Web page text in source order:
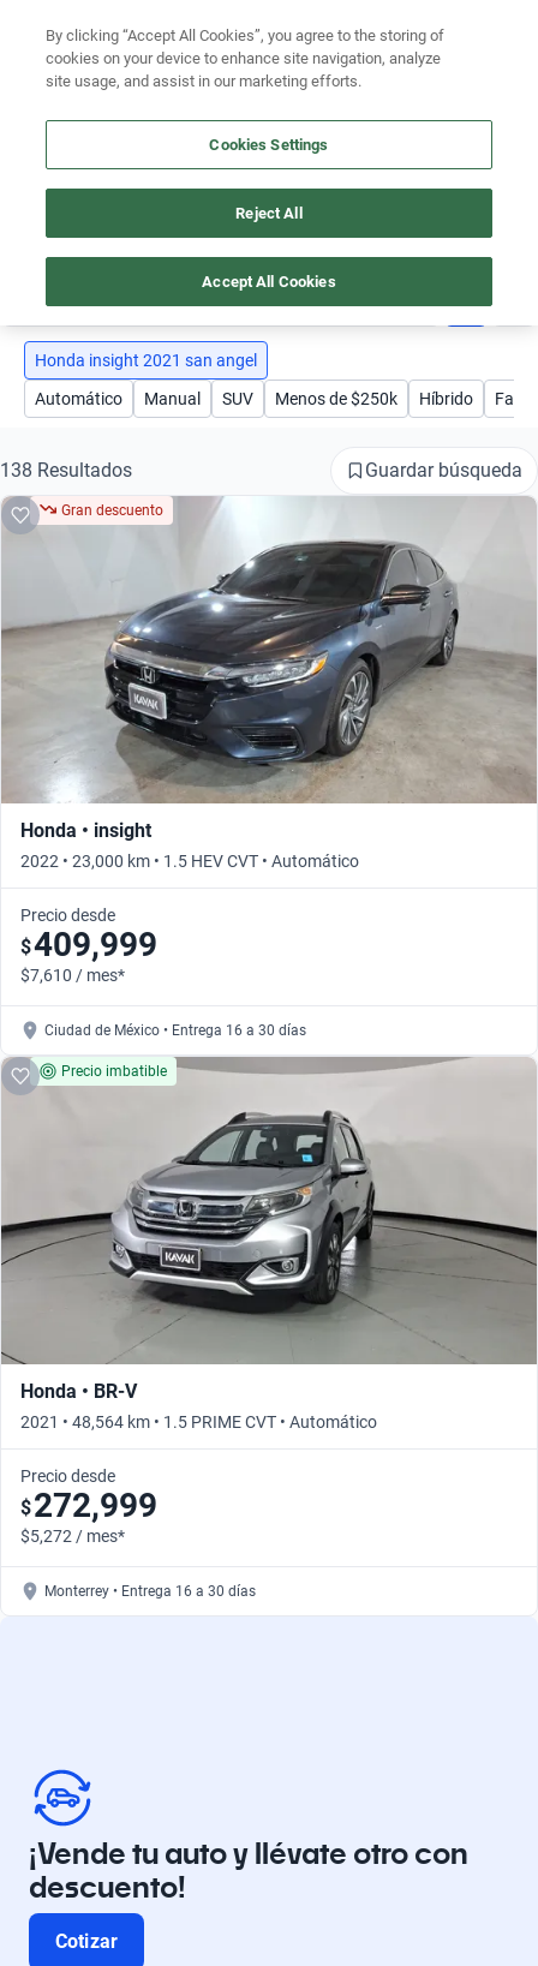
Ubicación
Encuentra el auto ideal para tu presupuesto
Simular plan a meses
AUTOS HONDA INSIGHT 2021 SAN ANGEL
Busca por versión
Busca por año
Busca por marca
Busca por modelo
Busca por versión
Honda insight 2021 san angel
Automático
Manual SUV Menos de $250k Híbrido
138 Resultados Guardar búsqueda
Gran descuento
Honda • insight
2022 • 23,000 km • 1.5 HEV CVT • Automático
Precio desde
$409,999
$7,610 / mes*
Ciudad de México • Entrega 16 a 30 días
Precio imbatible
Honda • BR-V
2021 • 48,564 km • 1.5 PRIME CVT • Automático
Precio desde
$272,999
$5,272 / mes*
Monterrey • Entrega 16 a 30 días
¡Vende tu auto y llévate otro con
descuento!
Cotizar
By clicking “Accept All Cookies”, you agree to the storing of
cookies on your device to enhance site navigation, analyze
site usage, and assist in our marketing efforts.
Cookies Settings
Reject All
Accept All Cookies